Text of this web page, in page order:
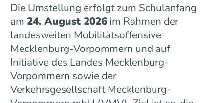
Die Umstellung erfolgt zum Schulanfang
am 24. August 2026im Rahmen der
landesweiten Mobilitätsoffensive
Mecklenburg-Vorpommern und auf
Initiative des Landes Mecklenburg-
Vorpommern sowie der
Verkehrsgesellschaft Mecklenburg-